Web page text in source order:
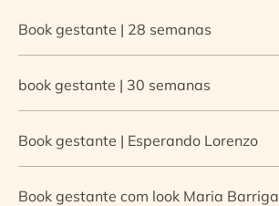
Book gestante | 28 semanas
book gestante | 30 semanas
Book gestante | Esperando Lorenzo
Book gestante com look Maria Barriga